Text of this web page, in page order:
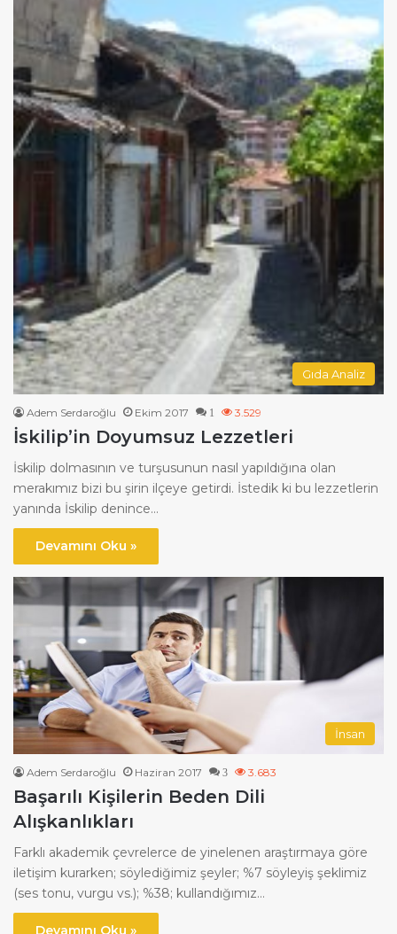
Gıda Analiz
Adem Serdaroğlu Ekim 2017 1 3.529
İskilip’in Doyumsuz Lezzetleri
İskilip dolmasının ve turşusunun nasıl yapıldığına olan
merakımız bizi bu şirin ilçeye getirdi. İstedik ki bu lezzetlerin
yanında İskilip denince…
Devamını Oku »
İnsan
Adem Serdaroğlu Haziran 2017 3 3.683
Başarılı Kişilerin Beden Dili
Alışkanlıkları
Farklı akademik çevrelerce de yinelenen araştırmaya göre
iletişim kurarken; söylediğimiz şeyler; %7 söyleyiş şeklimiz
(ses tonu, vurgu vs.); %38; kullandığımız…
Devamını Oku »